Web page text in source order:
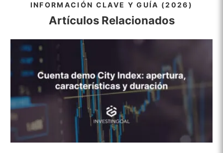
INFORMACIÓN CLAVE Y GUÍA (2026)
Artículos Relacionados